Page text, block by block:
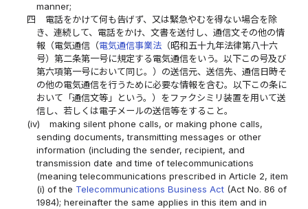
manner;
四
電話をかけて何も告げず、又は緊急やむを得ない場合を除
き、連続して、電話をかけ、文書を送付し、通信文その他の情
報（電気通信（電気通信事業法（昭和五十九年法律第八十六
号）第二条第一号に規定する電気通信をいう。以下この号及び
第六項第一号において同じ。）の送信元、送信先、通信日時そ
の他の電気通信を行うために必要な情報を含む。以下この条に
おいて「通信文等」という。）をファクシミリ装置を用いて送
信し、若しくは電子メールの送信等をすること。
(iv)
making silent phone calls, or making phone calls,
sending documents, transmitting messages or other
information (including the sender, recipient, and
transmission date and time of telecommunications
(meaning telecommunications prescribed in Article 2, item
(i) of the Telecommunications Business Act(Act No. 86 of
1984); hereinafter the same applies in this item and in